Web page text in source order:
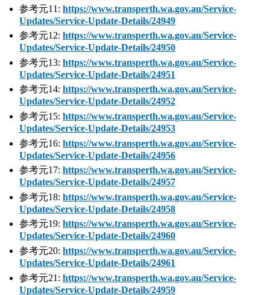
参考元11: https://www.transperth.wa.gov.au/Service-
Updates/Service-Update-Details/24949
参考元12: https://www.transperth.wa.gov.au/Service-
Updates/Service-Update-Details/24950
参考元13: https://www.transperth.wa.gov.au/Service-
Updates/Service-Update-Details/24951
参考元14: https://www.transperth.wa.gov.au/Service-
Updates/Service-Update-Details/24952
参考元15: https://www.transperth.wa.gov.au/Service-
Updates/Service-Update-Details/24953
参考元16: https://www.transperth.wa.gov.au/Service-
Updates/Service-Update-Details/24956
参考元17: https://www.transperth.wa.gov.au/Service-
Updates/Service-Update-Details/24957
参考元18: https://www.transperth.wa.gov.au/Service-
Updates/Service-Update-Details/24958
参考元19: https://www.transperth.wa.gov.au/Service-
Updates/Service-Update-Details/24960
参考元20: https://www.transperth.wa.gov.au/Service-
Updates/Service-Update-Details/24961
参考元21: https://www.transperth.wa.gov.au/Service-
Updates/Service-Update-Details/24959